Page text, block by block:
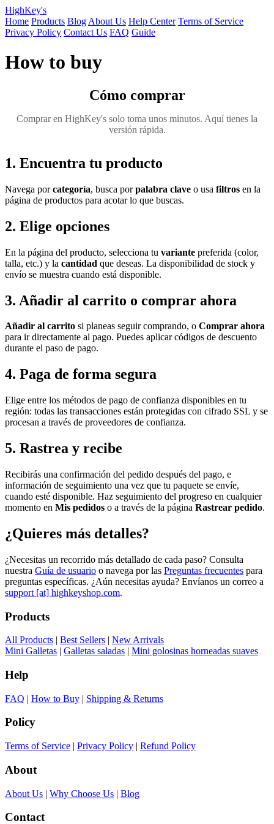
HighKey's
Home Products Blog About Us Help Center Terms of Service
Privacy Policy Contact Us FAQ Guide
How to buy
Cómo comprar
Comprar en HighKey's solo toma unos minutos. Aquí tienes la
versión rápida.
1. Encuentra tu producto
Navega porcategoría, busca porpalabra clave o usa filtros en la
página de productos para acotar lo que buscas.
2. Elige opciones
En la página del producto, selecciona tu variante preferida (color,
talla, etc.) y la cantidad que deseas. La disponibilidad de stock y
envío se muestra cuando está disponible.
3. Añadir al carrito o comprar ahora
Añadir al carrito si planeas seguir comprando, o Comprar ahora
para ir directamente al pago. Puedes aplicar códigos de descuento
durante el paso de pago.
4. Paga de forma segura
Elige entre los métodos de pago de confianza disponibles en tu
región: todas las transacciones están protegidas con cifrado SSL y se
procesan a través de proveedores de confianza.
5. Rastrea y recibe
Recibirás una confirmación del pedido después del pago, e
información de seguimiento una vez que tu paquete se envíe,
cuando esté disponible. Haz seguimiento del progreso en cualquier
momento en Mis pedidos o a través de la página Rastrear pedido.
¿Quieres más detalles?
¿Necesitas un recorrido más detallado de cada paso? Consulta
nuestra Guía de usuario o navega por las Preguntas frecuentes para
preguntas específicas. ¿Aún necesitas ayuda? Envíanos un correo a
support [at] highkeyshop.com.
Products
All Products | Best Sellers | New Arrivals
Mini Galletas | Galletas saladas | Mini golosinas horneadas suaves
Help
FAQ | How to Buy | Shipping & Returns
Policy
Terms of Service | Privacy Policy | Refund Policy
About
About Us | Why Choose Us | Blog
Contact